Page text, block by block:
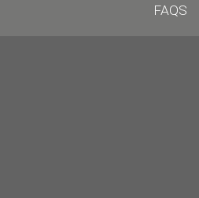
FooterFAQS